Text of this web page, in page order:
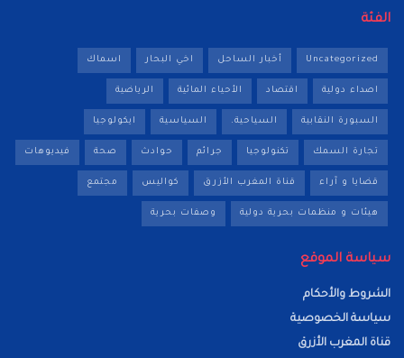
الفئة
Uncategorized أخبار الساحل اخي البحار اسماك
اصداء دولية اقتصاد الأحياء المائية الرياضية
السبورة النقابية السياحية. السياسية ايكولوجيا
تجارة السمك تكنولوجيا جرائم حوادث صحة فيديوهات
قضايا و آراء قناة المغرب الأزرق كواليس مجتمع
هيئات و منظمات بحرية دولية وصفات بحرية
سياسة الموقع
الشروط والأحكام
سياسة الخصوصية
قناة المغرب الأزرق